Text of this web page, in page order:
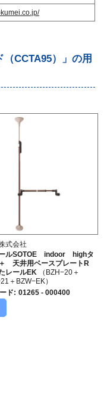
CCTA95）」の用
式会社
ルSOTOE indoor highタ
天井用ベースプレートR
レールEK
（BZH−20＋
＋BZW−EK）
ド: 01265 - 000400